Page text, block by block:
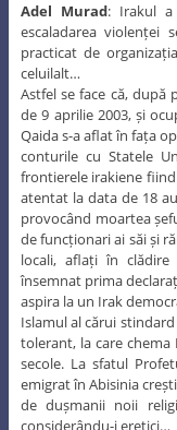
Adel Murad: Irakul a
escaladarea violenței
practicat de
celuilalt…
Astfel se face că, după
de 9 aprilie 2003, și
Qaida s-a aflat în fața
conturile cu Statele
frontierele irakiene
atentat la data de 18
provocând moartea
de funcționari ai săi și
locali, aflați în
însemnat prima
aspira la un Irak
Islamul al cărui
tolerant, la care
secole. La sfatul
emigrat în Abisinia
de dușmanii noii
considerându-i eretici…